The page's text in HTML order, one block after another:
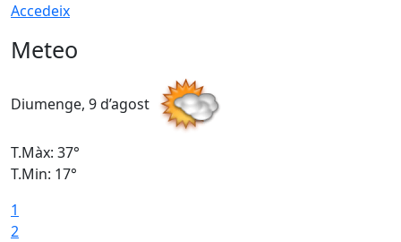
Accedeix
Meteo
Diumenge, 9 d’agost
T.Màx: 37°
T.Min: 17°
1
2